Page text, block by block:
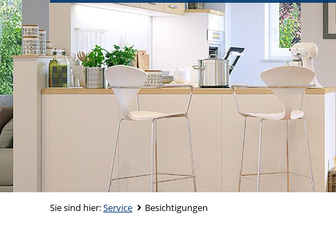
Sie sind hier:Service Besichtigungen